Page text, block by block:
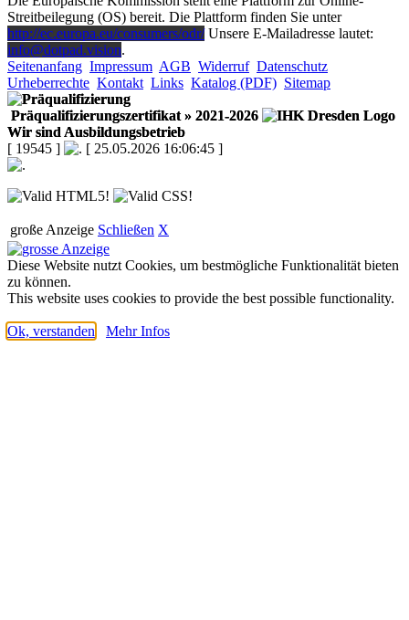
Streitbeilegung (OS) bereit. Die Plattform finden Sie unter
http://ec.europa.eu/consumers/odr/Unsere E-Mailadresse lautet:
info@dotpad.vision.
Seitenanfang Impressum AGB Widerruf Datenschutz
Urheberrechte Kontakt Links Katalog (PDF) Sitemap
Präqualifizierungszertifikat » 2021-2026
Wir sind Ausbildungsbetrieb
[ 19545 ]
[ 25.05.2026 16:06:45 ]
große Anzeige Schließen X
Diese Website nutzt Cookies, um bestmögliche Funktionalität bieten
zu können.
This website uses cookies to provide the best possible functionality.
Ok, verstanden Mehr Infos